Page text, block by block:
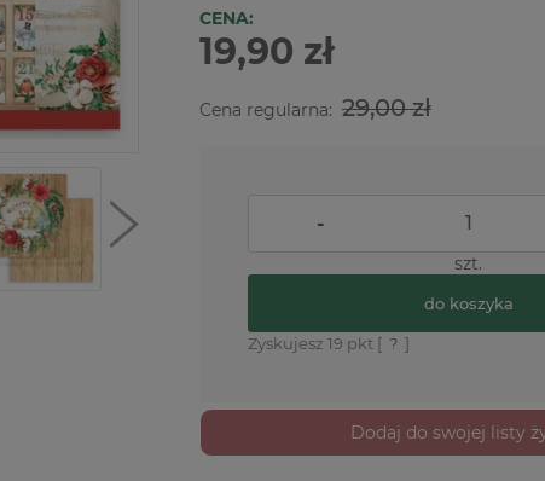
CENA:
19,90 zł
Cena regularna: 29,00 zł
-
szt.
do koszyka
Zyskujesz 19 pkt [ ? ]
Dodaj do swojej listy